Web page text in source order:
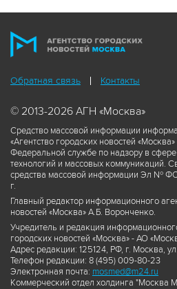
Обратная связь Контакты
© 2013-2026 АГН «Москва»
Средство массовой информации
«Агентство городских новостей
Федеральной службе по надзору в
технологий и массовых коммуникаций.
средства массовой информации Эл №
г.
Главный редактор информационного
новостей «Москва» А.Б. Воронченко.
Учредитель и редакция
городских новостей «Москва» - АО
Адрес редакции: 125124, РФ, г. Москва,
Телефон редакции: 8 (495) 009-80-23
Электронная почта: mosmed@m24.ru
Коммерческий отдел холдинга "Москва